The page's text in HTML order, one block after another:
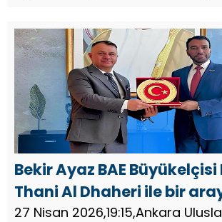
mücadeleden hiçbir zaman
vazgeçmeyeceklerini ifade etti.
Bekir Ayaz BAE Büyükelçisi
Thani Al Dhaheri ile bir
27 Nisan 2026,19:15,Ankara Uluslararası